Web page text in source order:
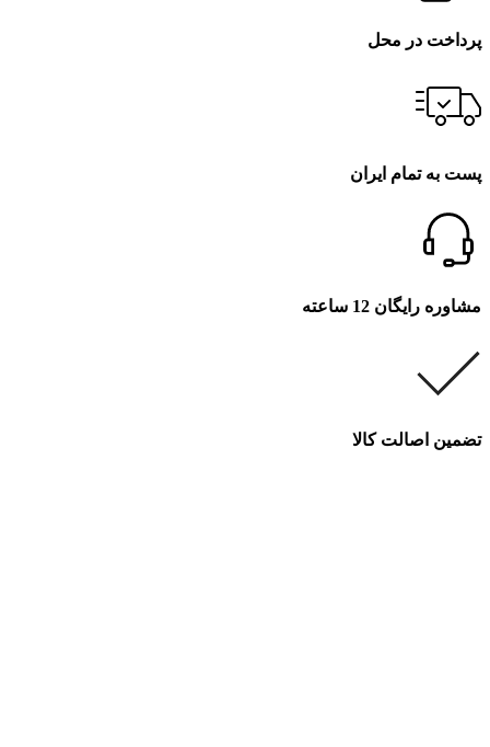
پرداخت در محل
پست به تمام ایران
مشاوره رایگان 12 ساعته
تضمین اصالت کالا